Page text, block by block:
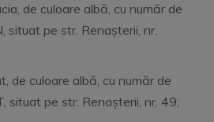
de culoare albă, cu număr de
situat pe str. Renașterii, nr.
de culoare albă, cu număr de
situat pe str. Renașterii, nr. 49;